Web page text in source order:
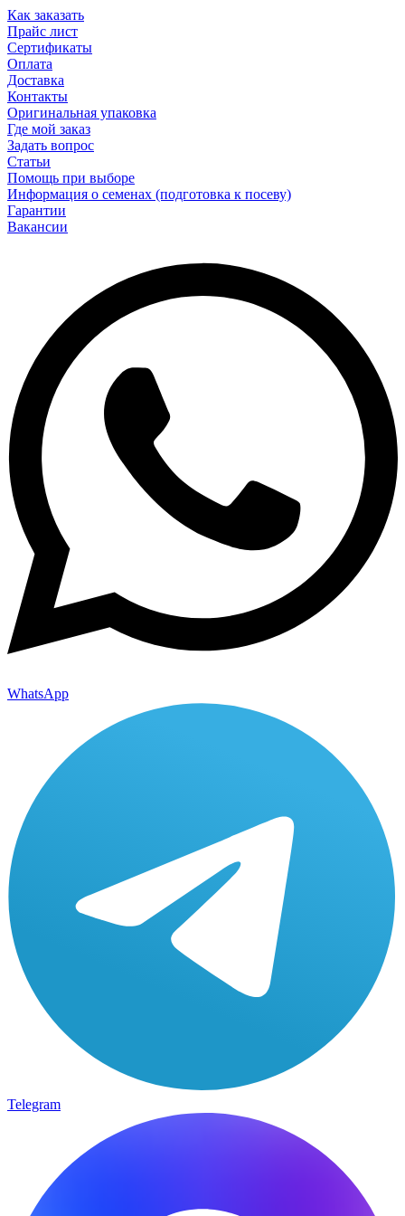
Как заказать
Прайс лист
Сертификаты
Оплата
Доставка
Контакты
Оригинальная упаковка
Где мой заказ
Задать вопрос
Статьи
Помощь при выборе
Информация о семенах (подготовка к посеву)
Гарантии
Вакансии
WhatsApp
Telegram